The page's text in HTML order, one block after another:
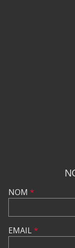
NOM *
EMAIL*